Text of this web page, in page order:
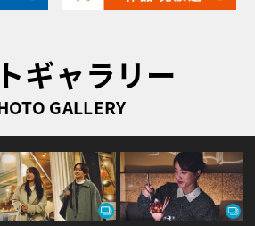
ギャラリー
GALLERY